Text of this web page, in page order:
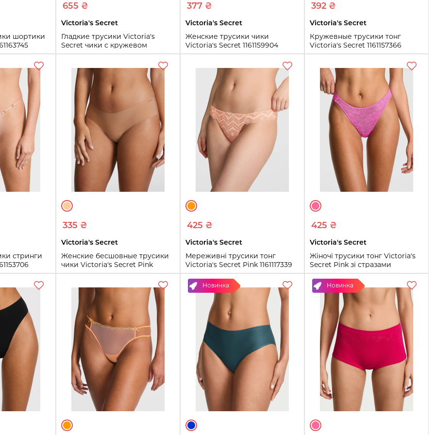
шортики
655 ₴
Victoria's Secret
Гладкие трусики Victoria's
Secret чики с кружевом
1161163173 (Сиреневый L)
Купить
377 ₴
Victoria's Secret
Женские трусики чики
Victoria's Secret 1161159904
(Серый L)
Купить
392 ₴
Victoria's Secret
Кружевные трусики тонг
Victoria's Secret 1161157366
(Бирюзовый S)
Купить
стринги
335 ₴
Victoria's Secret
Женские бесшовные трусики
чики Victoria's Secret Pink
1159933700 (Бежевый S)
M L
Купить
425 ₴
Victoria's Secret
Мереживні трусики тонг
Victoria's Secret Pink 1161117339
(Помаранчевий XS)
XS
S M L
Купить
425 ₴
Victoria's Secret
Жіночі трусики тонг Victoria's
Secret Pink зі стразами
1161117595 (Рожевий XS)
XS
S M
Купить
Новинка Новинка